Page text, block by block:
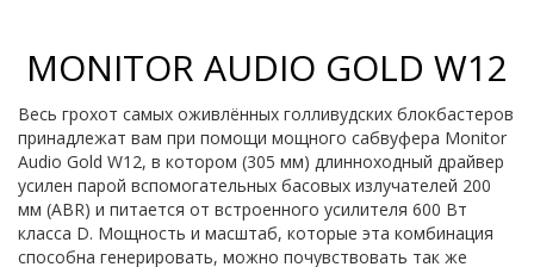
MONITOR AUDIO GOLD W12
Весь грохот самых оживлённых голливудских блокбастеров
принадлежат вам при помощи мощного сабвуфера Monitor
Audio Gold W12, в котором (305 мм) длинноходный драйвер
усилен парой вспомогательных басовых излучателей 200
мм (ABR) и питается от встроенного усилителя 600 Вт
класса D. Мощность и масштаб, которые эта комбинация
способна генерировать, можно почувствовать так же